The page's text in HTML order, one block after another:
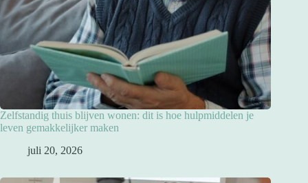
Zelfstandig thuis blijven wonen: dit is hoe hulpmiddelen je
leven gemakkelijker maken
juli 20, 2026